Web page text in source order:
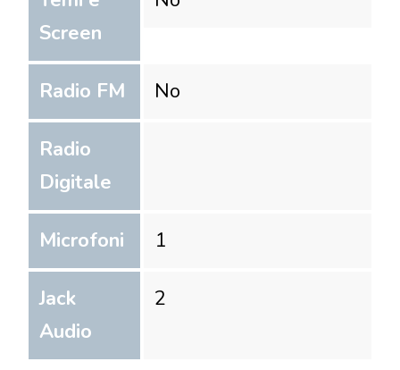
Screen
Radio FM No
Radio
Digitale
Microfoni 1
Jack
Audio
2